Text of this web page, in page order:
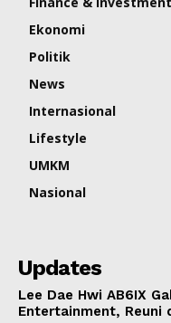
Ekonomi
Politik
News
Internasional
Lifestyle
UMKM
Nasional
Updates
Lee Dae Hwi AB6IX
Entertainment, Reuni